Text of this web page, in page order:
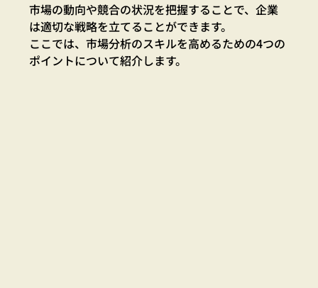
市場の動向や競合の状況を把握することで、企業
は適切な戦略を立てることができます。
ここでは、市場分析のスキルを高めるための4つの
ポイントについて紹介します。